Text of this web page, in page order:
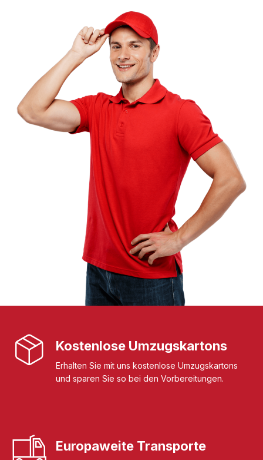
Kostenlose Umzugskartons
Erhalten Sie mit uns kostenlose Umzugskartons
und sparen Sie so bei den Vorbereitungen.
Europaweite Transporte